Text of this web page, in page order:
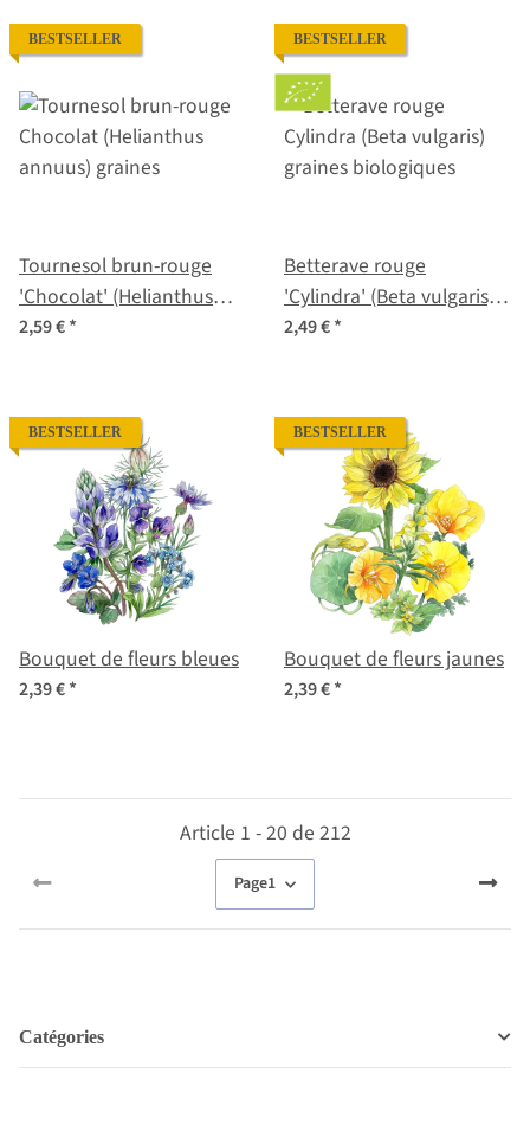
BESTSELLER
Tournesol brun-rouge
'Chocolat' (Helianthus
annuus) graines
2,59 €*
BESTSELLER
Betterave rouge
'Cylindra' (Beta vulgaris)
graines biologiques
2,49 €*
BESTSELLER
Bouquet de fleurs bleues
2,39 €*
BESTSELLER
Bouquet de fleurs jaunes
2,39 €*
Article 1 - 20 de 212
Page1
Catégories